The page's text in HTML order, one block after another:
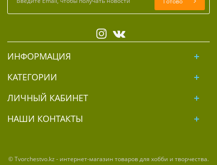
ИНФОРМАЦИЯ
КАТЕГОРИИ
ЛИЧНЫЙ КАБИНЕТ
НАШИ КОНТАКТЫ
© Tvorchestvo.kz - интернет-магазин товаров для хобби и творчества.